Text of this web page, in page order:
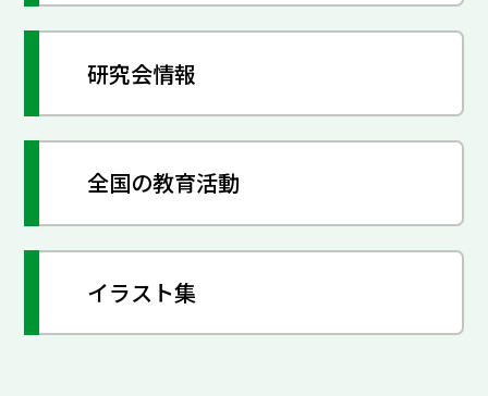
研究会情報
全国の教育活動
イラスト集